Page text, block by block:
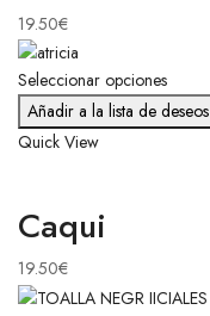
19.50€
Seleccionar opciones
Añadir a la lista de deseos
Quick View
Caqui
19.50€